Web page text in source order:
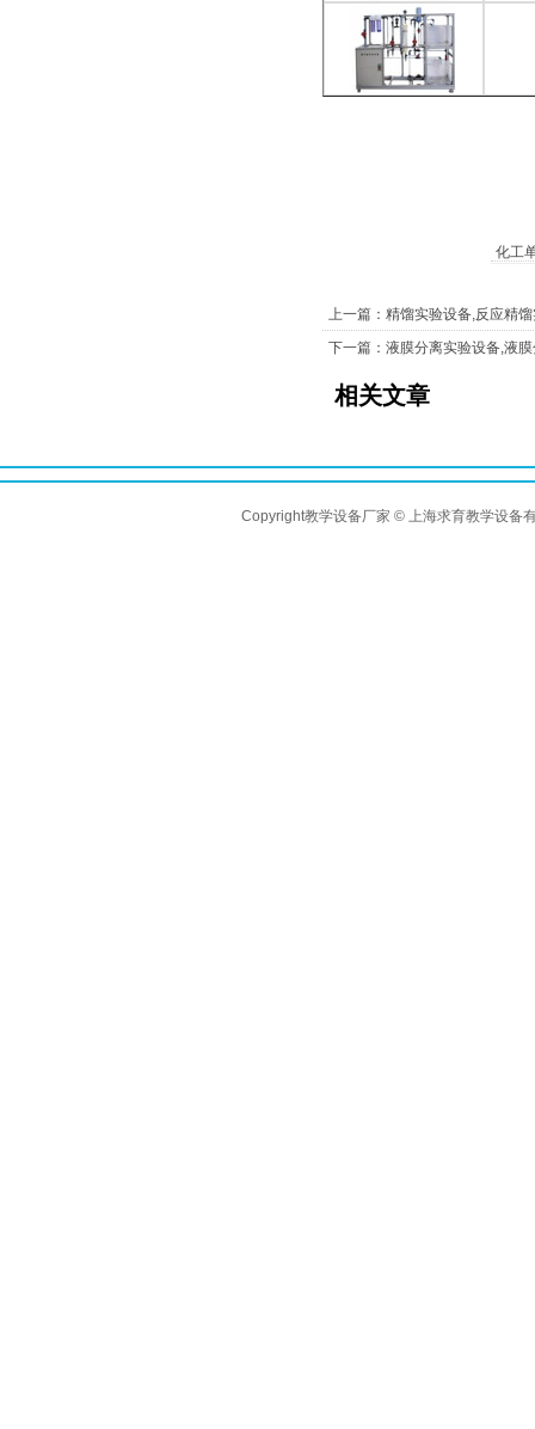
化工
上一篇：精馏实验设备,反应精
下一篇：液膜分离实验设备,液
相关文章
Copyright教学设备厂家 © 上海求育教学设备